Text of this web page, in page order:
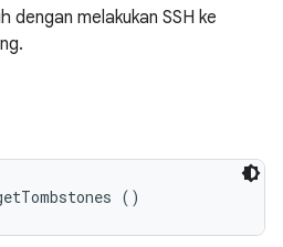
dengan melakukan SSH ke
()